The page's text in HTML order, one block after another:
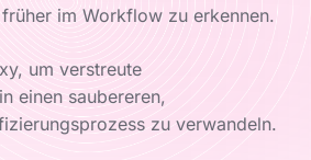
im Workflow zu erkennen.
um verstreute
einen saubereren,
zu verwandeln.